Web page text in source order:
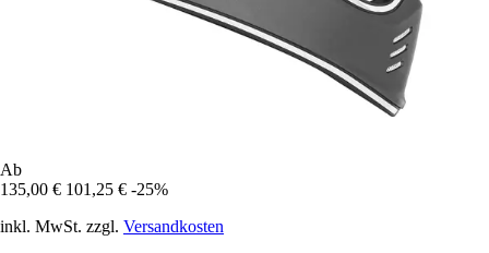
Ab
135,00 € 101,25 € -25%
inkl. MwSt. zzgl. Versandkosten